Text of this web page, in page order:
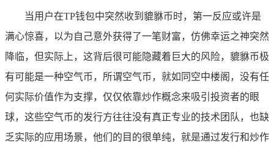
当用户在TP钱包中突然收到貔貅币时，第一反应或许是
满心惊喜，以为自己意外获得了一笔财富，仿佛幸运之神突然
降临，但实际上，这背后很可能隐藏着巨大的风险，貔貅币极
有可能是一种空气币，所谓空气币，就如同空中楼阁，没有任
何实际价值作为支撑，仅仅依靠炒作概念来吸引投资者的眼
球，这些空气币的发行方往往没有真正专业的技术团队，也缺
乏实际的应用场景，他们的目的很单纯，就是通过发行和炒作